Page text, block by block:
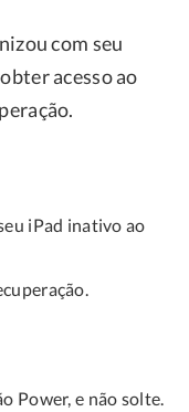
com seu
acesso ao
iPad inativo ao
Power, e não solte.